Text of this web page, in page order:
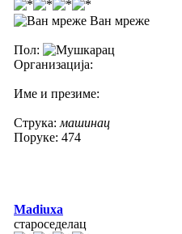
Ван мреже
Пол:
Организација:
Име и презиме:
Струка: машинац
Поруке: 474
Madiuxa
староседелац